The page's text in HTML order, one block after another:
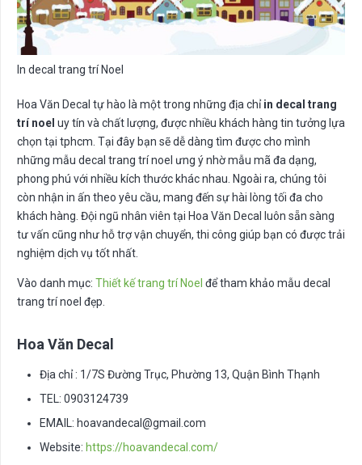
In decal trang trí Noel
Hoa Văn Decal tự hào là một trong những địa chỉin decal trang
trí noel uy tín và chất lượng, được nhiều khách hàng tin tưởng lựa
chọn tại tphcm. Tại đây bạn sẽ dễ dàng tìm được cho mình
những mẫu decal trang trí noel ưng ý nhờ mẫu mã đa dạng,
phong phú với nhiều kích thước khác nhau. Ngoài ra, chúng tôi
còn nhận in ấn theo yêu cầu, mang đến sự hài lòng tối đa cho
khách hàng. Đội ngũ nhân viên tại Hoa Văn Decal luôn sẵn sàng
tư vấn cũng như hỗ trợ vận chuyển, thi công giúp bạn có được trải
nghiệm dịch vụ tốt nhất.
Vào danh mục: Thiết kế trang trí Noel để tham khảo mẫu decal
trang trí noel đẹp.
Hoa Văn Decal
Địa chỉ : 1/7S Đường Trục, Phường 13, Quận Bình Thạnh
TEL: 0903124739
EMAIL: hoavandecal@gmail.com
Website: https://hoavandecal.com/